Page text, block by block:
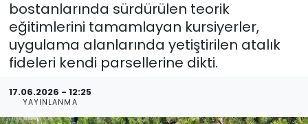
bostanlarında sürdürülen teorik
eğitimlerini tamamlayan kursiyerler,
uygulama alanlarında yetiştirilen atalık
fideleri kendi parsellerine dikti.
17.06.2026 - 12:25
YAYINLANMA
Haber Arşivi